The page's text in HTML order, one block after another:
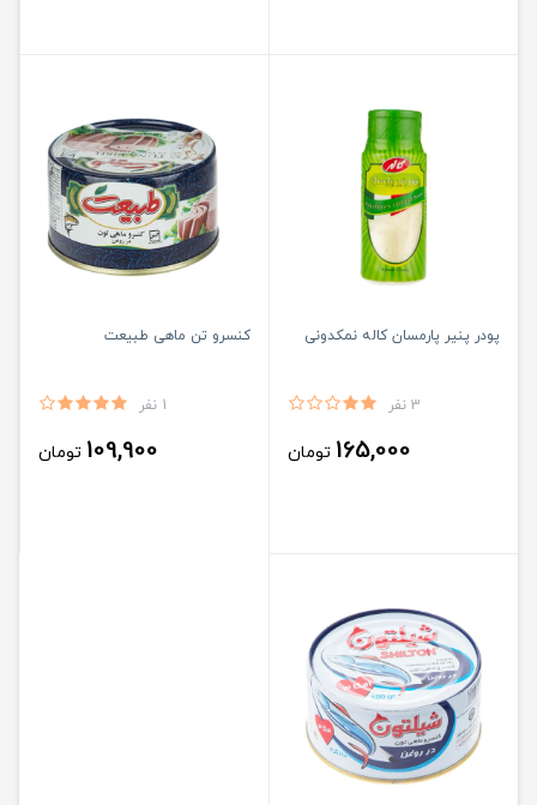
پودر پنیر پارمسان کاله نمکدونی
3 نفر
165,000 تومان
کنسرو تن ماهی طبیعت
1 نفر
109,900 تومان